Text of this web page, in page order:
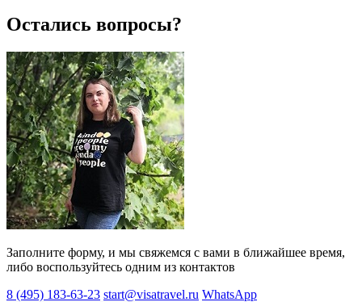
Остались вопросы?
Заполните форму, и мы свяжемся с вами в ближайшее время,
либо воспользуйтесь одним из контактов
8 (495) 183-63-23 start@visatravel.ru WhatsApp